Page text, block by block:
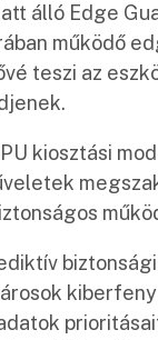
álló Edge
működő
teszi az
kiosztási